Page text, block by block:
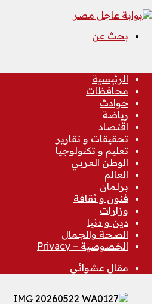
بحث عن
الرئيسية
محافظات
حوادث
رياضة
اقتصاد
تحقيقات و تقارير
تعليم و تكنولوجيا
الوطن العربي
العالم
برلمان
فنون و ثقافة
وزارات
دين و دنيا
الصحة والجمال
الخصوصية – Privacy
مقال عشوائي